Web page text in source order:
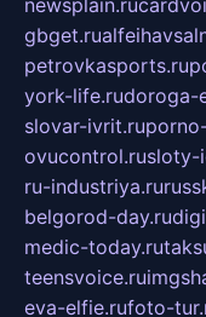
newsplain.ru
gbget.ru
petrovkasports.ru
york-life.rudoroga-
slovar-ivrit.ru
ovucontrol.rusloty-
ru-industriya.ru
belgorod-day.ru
medic-today.ru
teensvoice.ru
eva-elfie.rufoto-